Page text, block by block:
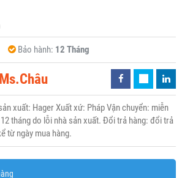
Bảo hành: 12 Tháng
xuất: Hager Xuất xứ: Pháp Vận chuyển: miễn
tháng do lỗi nhà sản xuất. Đổi trả hàng: đổi trả
từ ngày mua hàng.